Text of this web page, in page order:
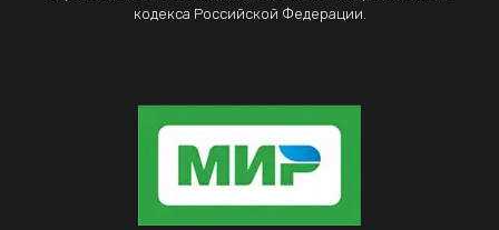
кодекса Российской Федерации.